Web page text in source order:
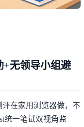
无领导小组避
在家用浏览器做，不
统一笔试双视角监